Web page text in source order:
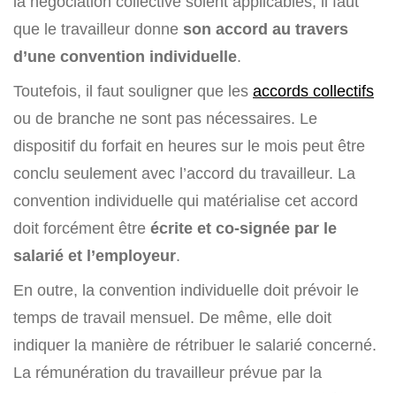
que le travailleur donne son accord au travers
d’une convention individuelle.
Toutefois, il faut souligner que les accords collectifs
ou de branche ne sont pas nécessaires. Le
dispositif du forfait en heures sur le mois peut être
conclu seulement avec l’accord du travailleur. La
convention individuelle qui matérialise cet accord
doit forcément être écrite et co-signée par le
salarié et l’employeur.
En outre, la convention individuelle doit prévoir le
temps de travail mensuel. De même, elle doit
indiquer la manière de rétribuer le salarié concerné.
La rémunération du travailleur prévue par la